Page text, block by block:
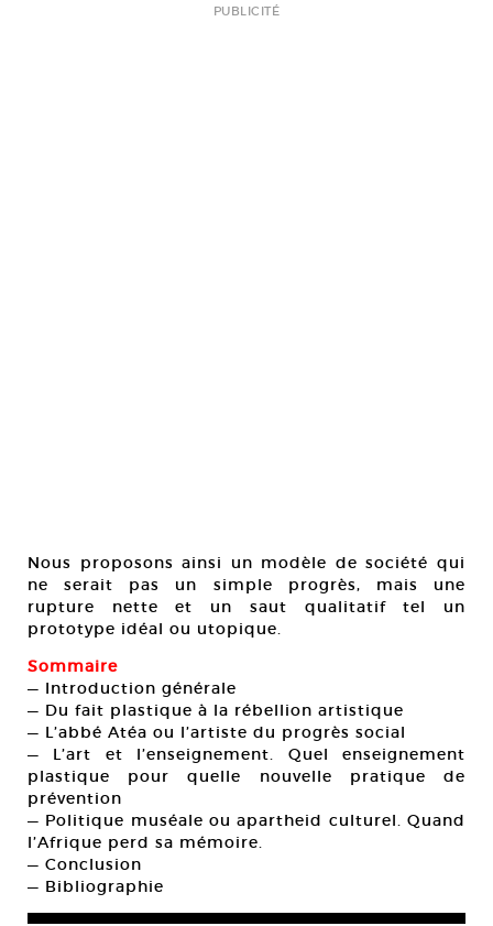
PUBLICITÉ
Nous proposons ainsi un modèle de société qui
ne serait pas un simple progrès, mais une
rupture nette et un saut qualitatif tel un
prototype idéal ou utopique.
Sommaire
— Introduction générale
— Du fait plastique à la rébellion artistique
— L’abbé Atéa ou l’artiste du progrès social
— L’art et l’enseignement. Quel enseignement
plastique pour quelle nouvelle pratique de
prévention
— Politique muséale ou apartheid culturel. Quand
l’Afrique perd sa mémoire.
— Conclusion
— Bibliographie